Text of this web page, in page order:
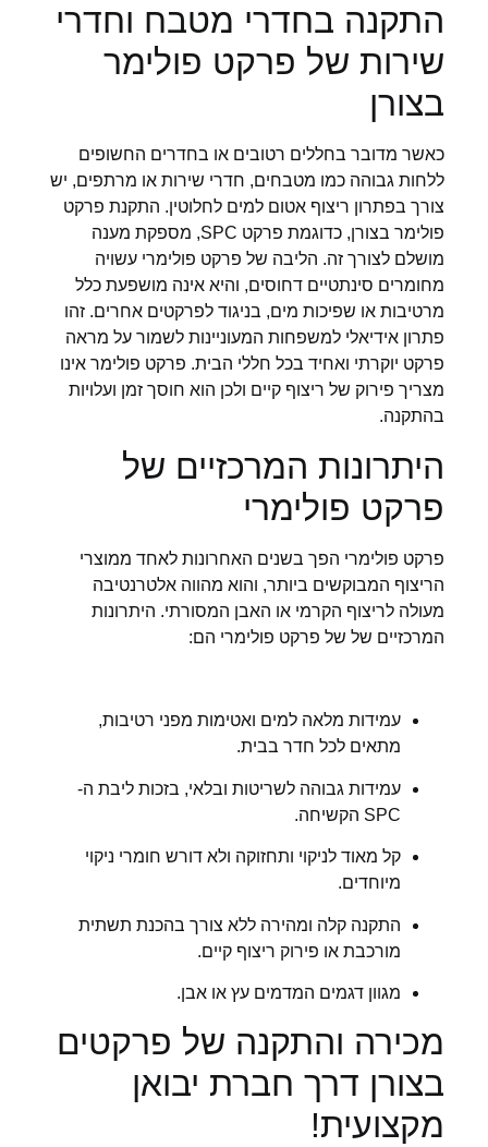
התקנה בחדרי מטבח וחדרי
שירות של פרקט פולימר
בצורן
כאשר מדובר בחללים רטובים או בחדרים החשופים
ללחות גבוהה כמו מטבחים, חדרי שירות או מרתפים, יש
צורך בפתרון ריצוף אטום למים לחלוטין. התקנת פרקט
פולימר בצורן, כדוגמת פרקט SPC, מספקת מענה
מושלם לצורך זה. הליבה של פרקט פולימרי עשויה
מחומרים סינתטיים דחוסים, והיא אינה מושפעת כלל
מרטיבות או שפיכות מים, בניגוד לפרקטים אחרים. זהו
פתרון אידיאלי למשפחות המעוניינות לשמור על מראה
פרקט יוקרתי ואחיד בכל חללי הבית. פרקט פולימר אינו
מצריך פירוק של ריצוף קיים ולכן הוא חוסך זמן ועלויות
בהתקנה.
היתרונות המרכזיים של
פרקט פולימרי
פרקט פולימרי הפך בשנים האחרונות לאחד ממוצרי
הריצוף המבוקשים ביותר, והוא מהווה אלטרנטיבה
מעולה לריצוף הקרמי או האבן המסורתי. היתרונות
המרכזיים של של פרקט פולימרי הם:
עמידות מלאה למים ואטימות מפני רטיבות,
מתאים לכל חדר בבית.
עמידות גבוהה לשריטות ובלאי, בזכות ליבת ה-
קל מאוד לניקוי ותחזוקה ולא דורש חומרי ניקוי
מיוחדים.
התקנה קלה ומהירה ללא צורך בהכנת תשתית
מורכבת או פירוק ריצוף קיים.
מגוון דגמים המדמים עץ או אבן.
מכירה והתקנה של פרקטים
בצורן דרך חברת יבואן
מקצועית!